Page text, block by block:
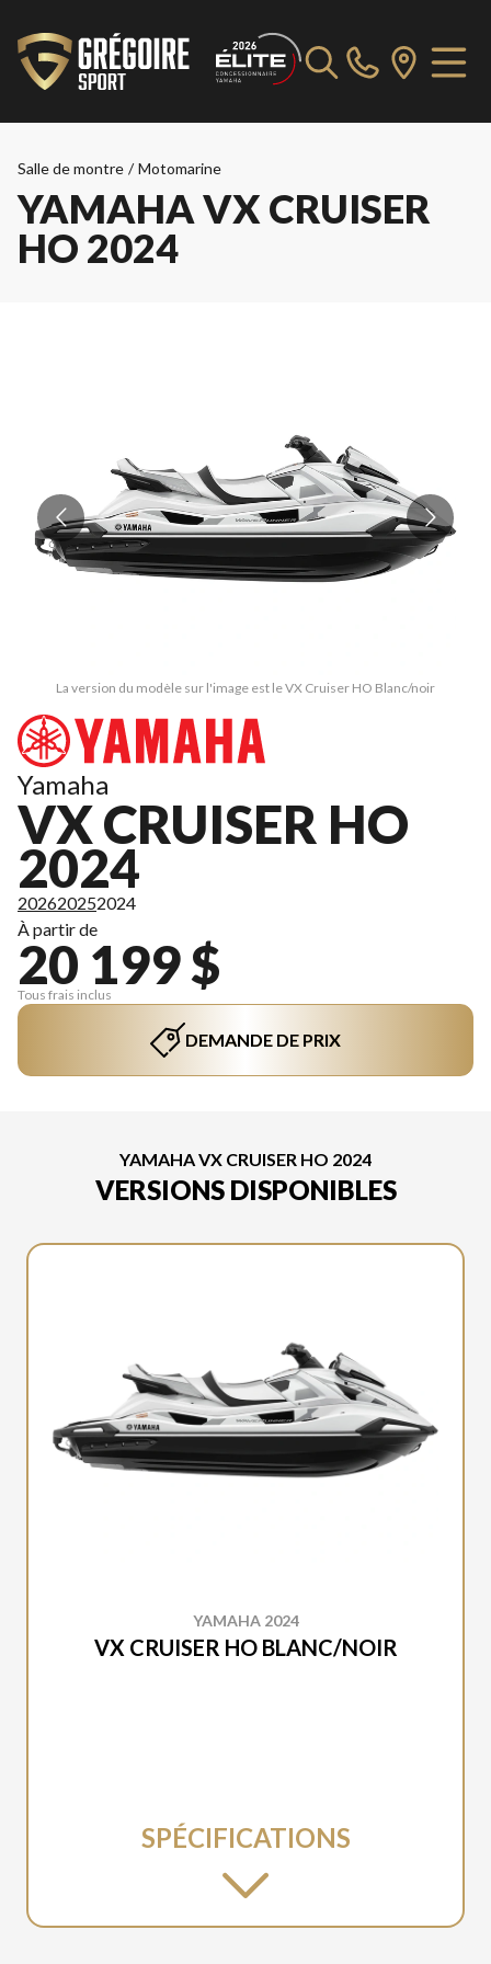
Salle de montre / Motomarine
YAMAHA VX CRUISER
HO 2024
La version du modèle sur l'image est le VX Cruiser HO Blanc/noir
Yamaha
VX CRUISER HO
2024
202620252024
À partir de
20 199 $
Tous frais inclus
DEMANDE DE PRIX
YAMAHA VX CRUISER HO 2024
VERSIONS DISPONIBLES
YAMAHA 2024
VX CRUISER HO BLANC/NOIR
SPÉCIFICATIONS